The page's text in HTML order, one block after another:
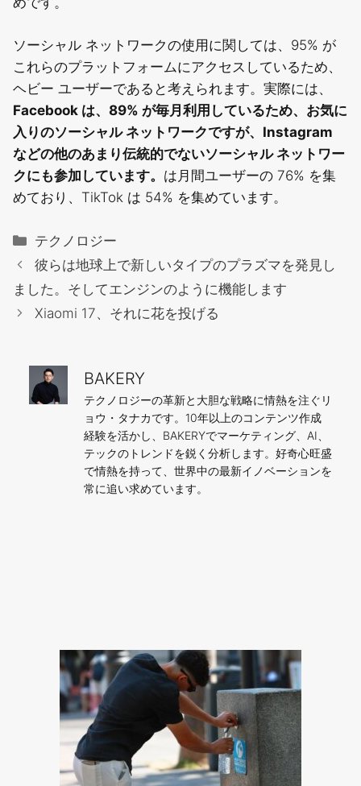
ソーシャル ネットワークの使用に関しては、95% が
これらのプラットフォームにアクセスしているため、
ヘビー ユーザーであると考えられます。実際には、
Facebook は、89% が毎月利用しているため、お気に
入りのソーシャル ネットワークですが、Instagram
などの他のあまり伝統的でないソーシャル ネットワー
クにも参加しています。 は月間ユーザーの 76% を集
めており、TikTok は 54% を集めています。
カ
テ
リ
ー
テクノロジー
彼らは地球上で新しいタイプのプラズマを発見し
ました。そしてエンジンのように機能します
Xiaomi 17、それに花を投げる
BAKERY
テクノロジーの革新と大胆な戦略に情熱を注ぐリ
ョウ・タナカです。10年以上のコンテンツ作成
経験を活かし、BAKERYでマーケティング、AI、
テックのトレンドを鋭く分析します。好奇心旺盛
で情熱を持って、世界中の最新イノベーションを
常に追い求めています。